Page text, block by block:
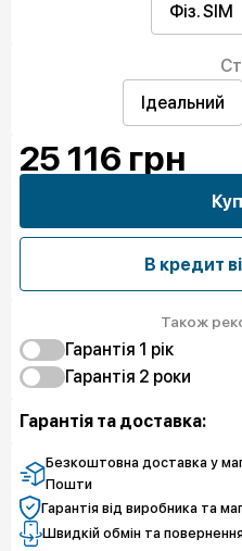
Фіз. SIM
Ідеальний
25 116 грн
В
Також
Гарантія 1 рiк
Захист від браку
Чистий спокій
Гарантія 2 роки
Захист екрану
Чистий спокій
Гарантія та доставка:
Безкоштовна доставка у
Пошти
Гарантія від виробника та
Швидкій обмін та